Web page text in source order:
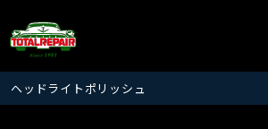
ヘッドライトポリッシュ